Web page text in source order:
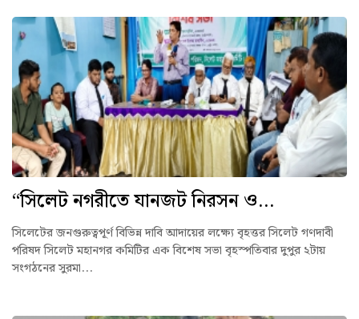
“সিলেট নগরীতে যানজট নিরসন ও...
সিলেটের জনগুরুত্বপূর্ণ বিভিন্ন দাবি আদায়ের লক্ষ্যে বৃহত্তর সিলেট গণদাবী
পরিষদ সিলেট মহানগর কমিটির এক বিশেষ সভা বৃহস্পতিবার দুপুর ২টায়
সংগঠনের সুরমা...